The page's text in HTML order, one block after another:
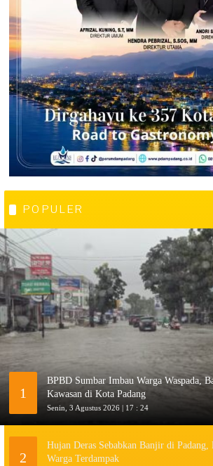
POPULER
1
BPBD Sumbar Imbau Warga Waspada,
Kawasan di Kota Padang
Senin, 3 Agustus 2026 | 17 : 24
2
Hujan Deras Sebabkan Banjir di Padang,
Warga Terdampak